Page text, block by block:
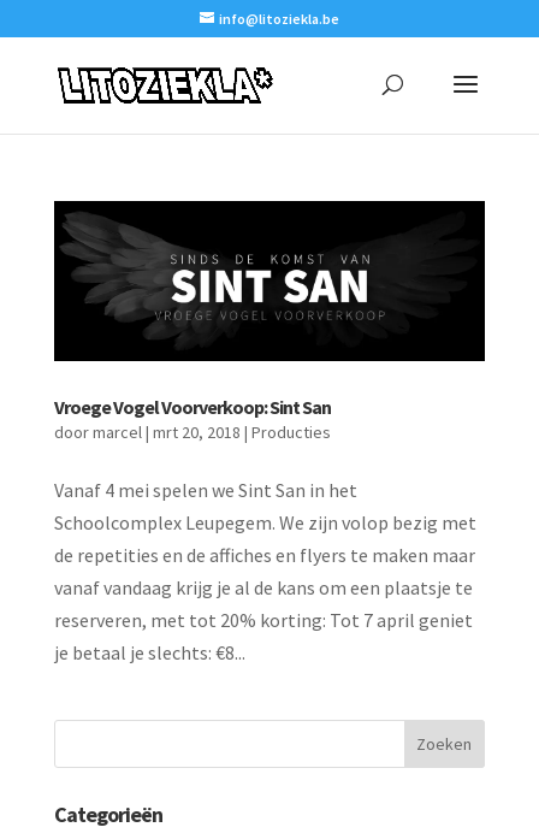
info@litoziekla.be
Vroege Vogel Voorverkoop: Sint San
doormarcel| mrt 20, 2018 | Producties
Vanaf 4 mei spelen we Sint San in het
Schoolcomplex Leupegem. We zijn volop bezig met
de repetities en de affiches en flyers te maken maar
vanaf vandaag krijg je al de kans om een plaatsje te
reserveren, met tot 20% korting: Tot 7 april geniet
je betaal je slechts: €8...
Categorieën